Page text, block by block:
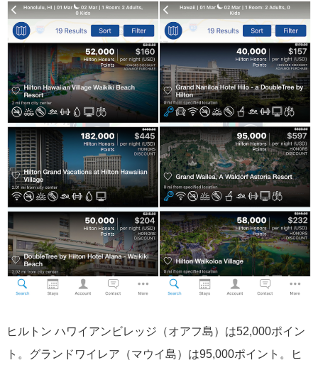
ヒルトン ハワイアンビレッジ（オアフ島）は52,000ポイン
ト。グランドワイレア（マウイ島）は95,000ポイント。ヒ